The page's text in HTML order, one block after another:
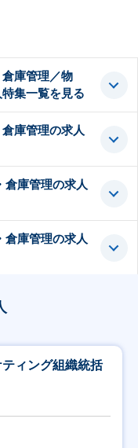
庫管理／物
集一覧を見る
庫管理の求人
倉庫管理の求人
倉庫管理の求人
ィング組織統括